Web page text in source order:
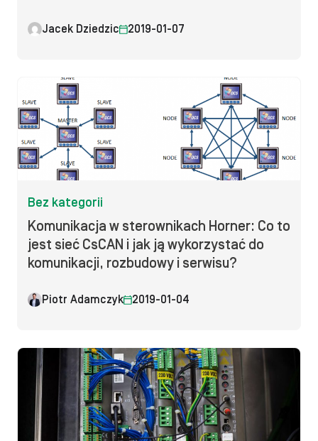
Jacek Dziedzic 2019-01-07
Bez kategorii
Komunikacja w sterownikach Horner: Co to
jest sieć CsCAN i jak ją wykorzystać do
komunikacji, rozbudowy i serwisu?
Piotr Adamczyk 2019-01-04